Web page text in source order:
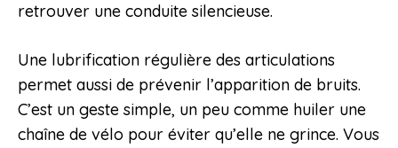
retrouver une conduite silencieuse.
Une lubrification régulière des articulations
permet aussi de prévenir l’apparition de bruits.
C’est un geste simple, un peu comme huiler une
chaîne de vélo pour éviter qu’elle ne grince. Vous